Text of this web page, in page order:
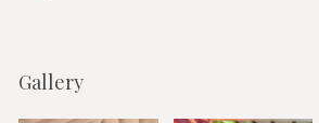
Gallery